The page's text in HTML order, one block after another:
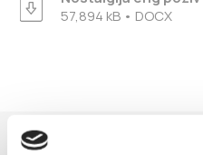
57,894 kB • DOCX